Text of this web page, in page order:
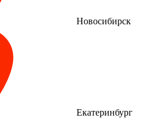
Новосибирск
Екатеринбург